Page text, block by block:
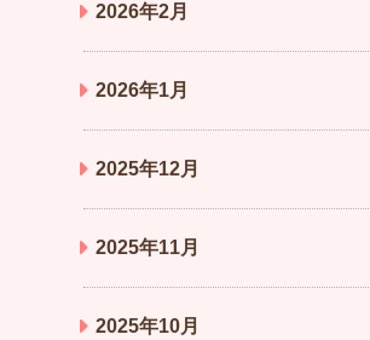
2026年2月
2026年1月
2025年12月
2025年11月
2025年10月